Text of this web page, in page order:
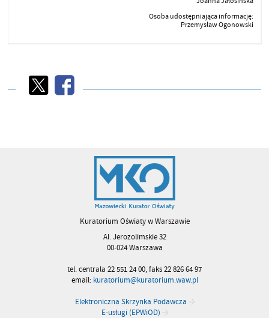
Osoba udostępniająca informację:
Przemysław Ogonowski
Kuratorium Oświaty w Warszawie
Al. Jerozolimskie 32
00-024 Warszawa
tel. centrala 22 551 24 00, faks 22 826 64 97
email: kuratorium@kuratorium.waw.pl
Elektroniczna Skrzynka Podawcza
E-usługi (EPWiOD)